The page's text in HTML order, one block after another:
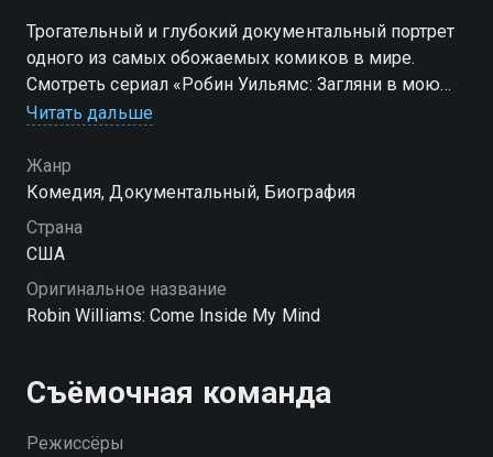
Трогательный и глубокий документальный портрет
одного из самых обожаемых комиков в мире.
Смотреть сериал «Робин Уильямс: Загляни в мою
душу» онлайн в хорошем качестве вы можете в
Читать дальше
Жанр
Комедия, Документальный, Биография
Страна
США
Оригинальное название
Robin Williams: Come Inside My Mind
Съёмочная команда
Режиссёры